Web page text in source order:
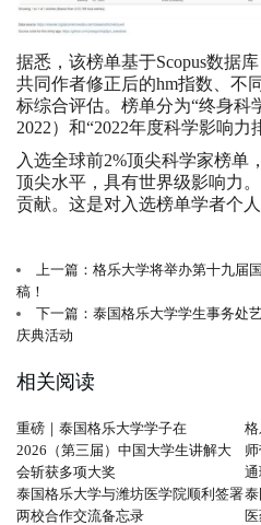
据悉，该榜单基于Scopus数据
共同作者修正后的hm指数、不
标综合评估。榜单分为“终身科
2022）和“2022年度科学影响力
入选全球前2%顶尖科学家榜单
顶尖水平，具有世界级影响力
贡献。这是对入选榜单学者个
上一篇：格乐大学将举办第十九届
稿！
下一篇：泰国格乐大学学生事务处
庆典活动
相关阅读
重磅｜泰国格乐大学学子在
2026（第三届）中国大学生讲解大
会斩获多项大奖
泰国格乐大学与潍坊医学院顺利签署
两校合作交流备忘录